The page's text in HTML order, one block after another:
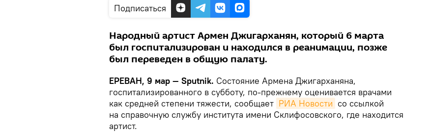
Подписаться
Народный артист Армен Джигарханян, который 6 марта
был госпитализирован и находился в реанимации, позже
был переведен в общую палату.
ЕРЕВАН, 9 мар — Sputnik. Состояние Армена Джигарханяна,
госпитализированного в субботу, по-прежнему оценивается врачами
как средней степени тяжести, сообщает РИА Новости со ссылкой
на справочную службу института имени Склифосовского, где находится
артист.